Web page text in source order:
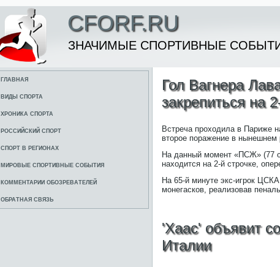
CFORF.RU
ЗНАЧИМЫЕ СПОРТИВНЫЕ
ГЛАВНАЯ
ВИДЫ СПОРТА
ХРОНИКА СПОРТА
РОССИЙСКИЙ СПОРТ
СПОРТ В РЕГИОНАХ
МИРОВЫЕ СПОРТИВНЫЕ СОБЫТИЯ
КОММЕНТАРИИ ОБОЗРЕВАТЕЛЕЙ
ОБРАТНАЯ СВЯЗЬ
Гол Вагнера
закрепиться на
Встреча проходила в Париже
второе поражение в нынешнем
На данный момент «ПСЖ» (77
находится на 2-й строчке,
На 65-й минуте экс-игрок
монегасков, реализовав
'Хаас' объявит
Италии